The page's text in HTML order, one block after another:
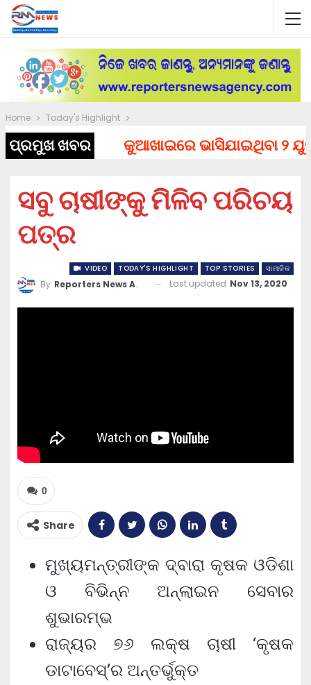
Home Today's Highlight
ପ୍ରମୁଖ ଖବର କୁଆଖାଇରେ ଭାସିଯାଇଥିବା ୨
ସବୁ ଚାଷୀଙ୍କୁ ମିଳିବ ପରିଚୟ
ପତ୍ର
VIDEO TODAY'S HIGHLIGHT TOP STORIES ସାମାଜିକ
By Reporters News Agency Last updated Nov 13, 2020
0
Share
ମୁଖ୍ୟମନ୍ତ୍ରୀଙ୍କ ଦ୍ବାରା କୃଷକ ଓଡିଶା
ଓ ବିଭିନ୍ନ ଅନ୍‌ଲାଇନ ସେବାର
ଶୁଭାରମ୍ଭ
ରାଜ୍ୟର ୭୬ ଲକ୍ଷ ଚାଷୀ ‘କୃଷକ
ଡାଟାବେସ୍‌’ର ଅନ୍ତର୍ଭୁକ୍ତ